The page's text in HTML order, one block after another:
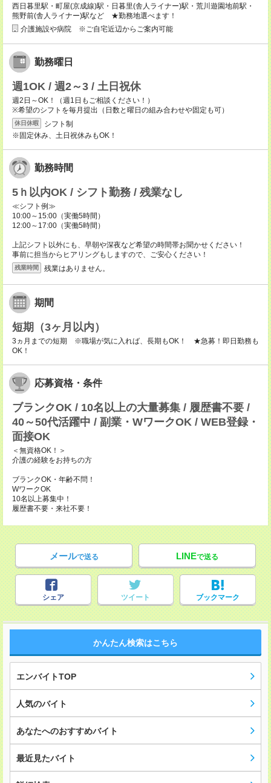
西日暮里駅・町屋(京成線)駅・日暮里(舎人ライナー)駅・荒川遊園地前駅・
熊野前(舎人ライナー)駅など ★勤務地選べます！
介護施設や病院 ※ご自宅近辺からご案内可能
勤務曜日
週1OK / 週2～3 / 土日祝休
週2日～OK！（週1日もご相談ください！）
※希望のシフトを毎月提出（日数と曜日の組み合わせや固定も可）
休日休暇
シフト制
※固定休み、土日祝休みもOK！
勤務時間
5ｈ以内OK / シフト勤務 / 残業なし
≪シフト例≫
10:00～15:00（実働5時間）
12:00～17:00（実働5時間）
上記シフト以外にも、早朝や深夜など希望の時間帯お聞かせください！
事前に担当からヒアリングもしますので、ご安心ください！
残業時間 残業はありません。
期間
短期（3ヶ月以内）
3ヵ月までの短期 ※職場が気に入れば、長期もOK！ ★急募！即日勤務も
OK！
応募資格・条件
ブランクOK / 10名以上の大量募集 / 履歴書不要 /
40～50代活躍中 / 副業・WワークOK / WEB登録・
面接OK
＜無資格OK！＞
介護の経験をお持ちの方
ブランクOK・年齢不問！
WワークOK
10名以上募集中！
履歴書不要・来社不要！
メールで送る LINEで送る
シェア ツイート ブックマーク
かんたん検索はこちら
エンバイトTOP
人気のバイト
あなたへのおすすめバイト
最近見たバイト